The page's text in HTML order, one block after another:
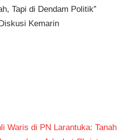
Tapi di Dendam Politik”
Kemarin
Waris di PN Larantuka: Tanah